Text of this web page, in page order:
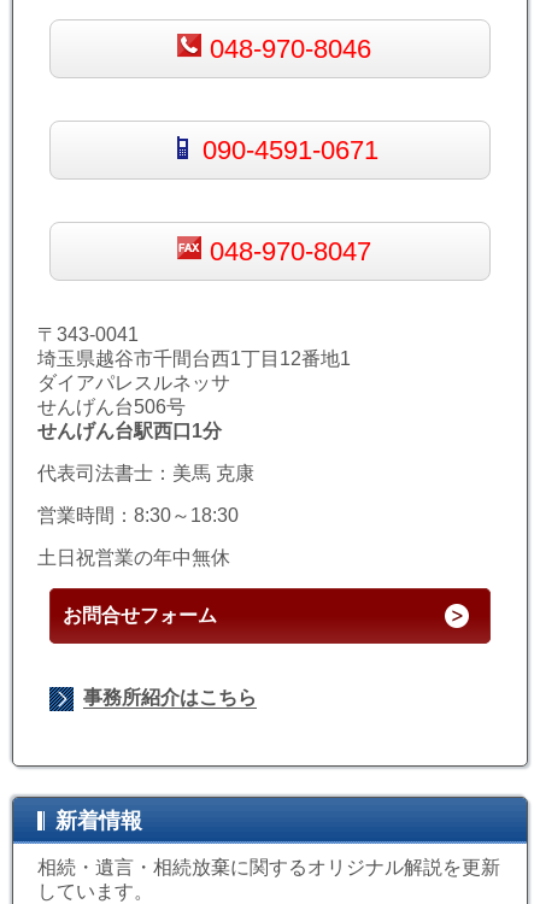
048-970-8046
090-4591-0671
048-970-8047
〒343-0041
埼玉県越谷市千間台西1丁目12番地1
ダイアパレスルネッサ
せんげん台506号
せんげん台駅西口1分
代表司法書士：美馬 克康
営業時間：8:30～18:30
土日祝営業の年中無休
お問合せフォーム
事務所紹介はこちら
新着情報
相続・遺言・相続放棄に関するオリジナル解説を更新
しています。